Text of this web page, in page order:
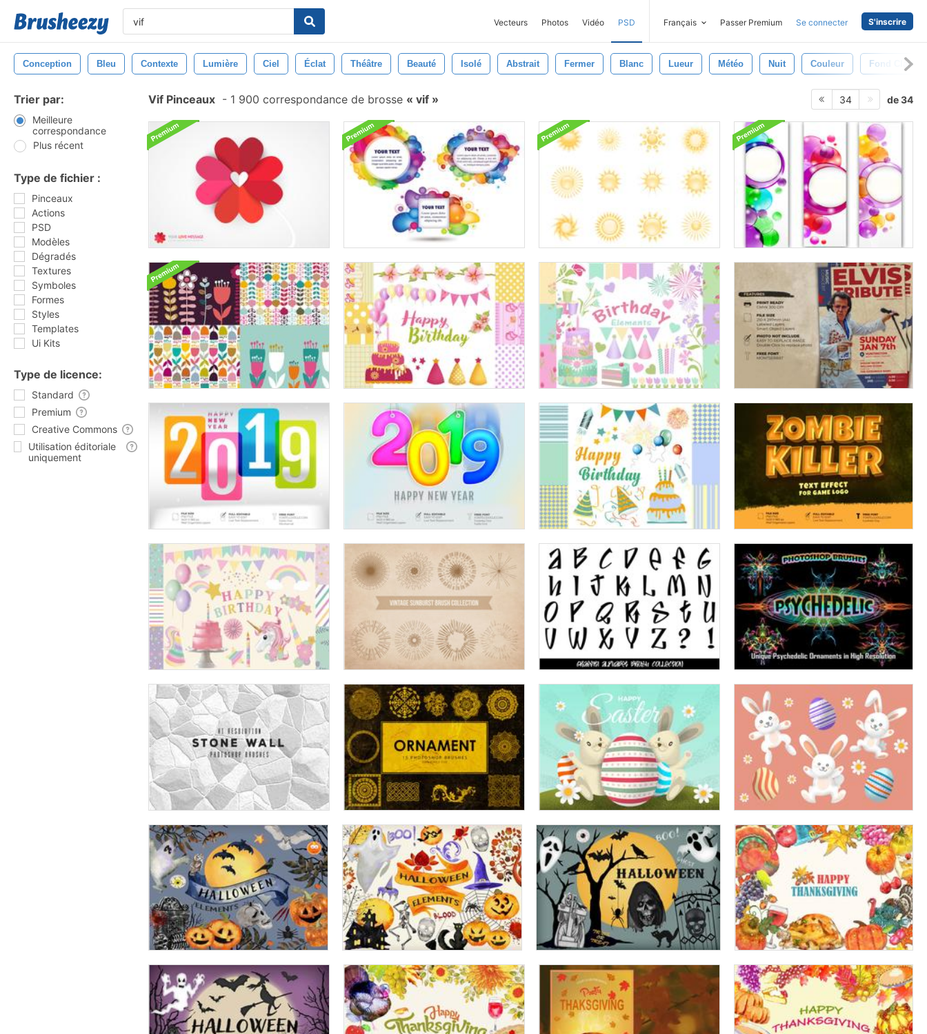
Vecteurs Photos Vidéo PSD Français Passer Premium Se connecter S'inscrire
Conception Bleu Contexte Lumière Ciel Éclat Théâtre Beauté Isolé Abstrait Fermer Blanc Lueur Météo Nuit Couleur Fond Clair
Trier par:
Meilleure
correspondance
Plus récent
Type de fichier :
Pinceaux
Actions
PSD
Modèles
Dégradés
Textures
Symboles
Formes
Styles
Templates
Ui Kits
Type de licence:
Standard
Premium
Creative Commons
Utilisation éditoriale
uniquement
Vif Pinceaux - 1 900 correspondance de brosse vif 34 de 34